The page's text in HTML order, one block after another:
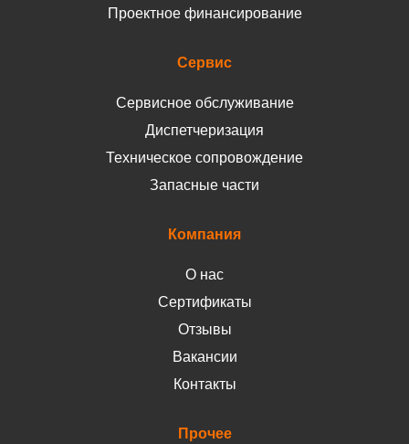
Проектное финансирование
Сервис
Сервисное обслуживание
Диспетчеризация
Техническое сопровождение
Запасные части
Компания
О нас
Сертификаты
Отзывы
Вакансии
Контакты
Прочее